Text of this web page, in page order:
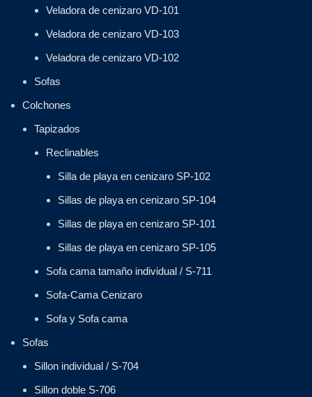
Veladora de cenizaro VD-101
Veladora de cenizaro VD-103
Veladora de cenizaro VD-102
Sofas
Colchones
Tapizados
Reclinables
Silla de playa en cenizaro SP-102
Sillas de playa en cenizaro SP-104
Sillas de playa en cenizaro SP-101
Sillas de playa en cenizaro SP-105
Sofa cama tamaño individual / S-711
Sofa-Cama Cenizaro
Sofa y Sofa cama
Sofas
Sillon individual / S-704
Sillon doble S-706